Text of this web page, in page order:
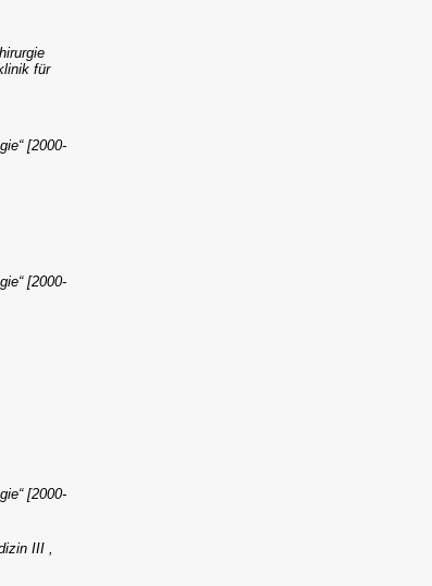
für
[2000-
[2000-
[2000-
III ,